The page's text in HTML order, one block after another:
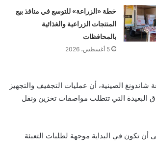
خطة «الزراعة» للتوسع في منافذ بيع
المنتجات الزراعية والغذائية
بالمحافظات
5 أغسطس، 2026
الصينية، أن عمليات التجفيف والتجهيز
البعيدة التي تتطلب مواصفات تخزين ونقل
تكون في البداية موجهة لطلبات التعبئة